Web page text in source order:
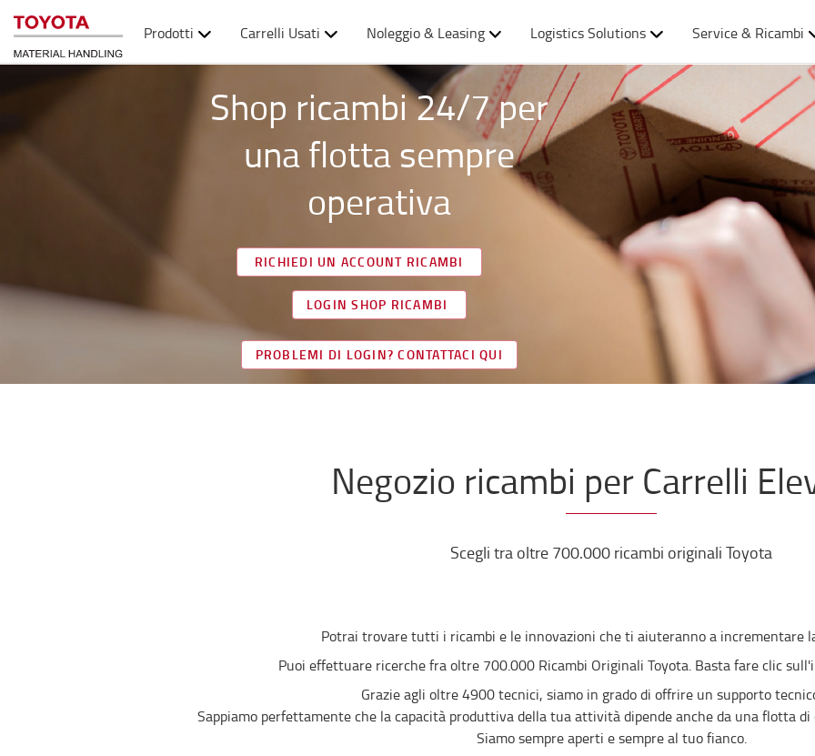
Prodotti Carrelli Usati Noleggio & Leasing Logistics Solutions Service & Ricambi
Shop ricambi 24/7 per
una flotta sempre
operativa
RICHIEDI UN ACCOUNT RICAMBI
LOGIN SHOP RICAMBI
PROBLEMI DI LOGIN? CONTATTACI QUI
Negozio ricambi per Carrelli
Scegli tra oltre 700.000 ricambi originali Toyota
Potrai trovare tutti i ricambi e le innovazioni che ti aiuteranno a incrementare
Puoi effettuare ricerche fra oltre 700.000 Ricambi Originali Toyota. Basta fare clic
Grazie agli oltre 4900 tecnici, siamo in grado di offrire un supporto
Sappiamo perfettamente che la capacità produttiva della tua attività dipende anche da una flotta
Siamo sempre aperti e sempre al tuo fianco.